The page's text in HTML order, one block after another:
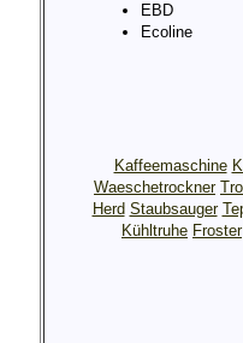
EBD
Ecoline
Kaffeemaschine
Waeschetrockner
Herd Staubsauger
Kühltruhe Froster